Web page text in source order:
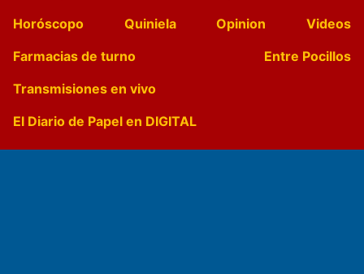
Horóscopo
Quiniela Opinion
Videos
Farmacias de turno
Entre Pocillos
Transmisiones en vivo
El Diario de Papel en DIGITAL